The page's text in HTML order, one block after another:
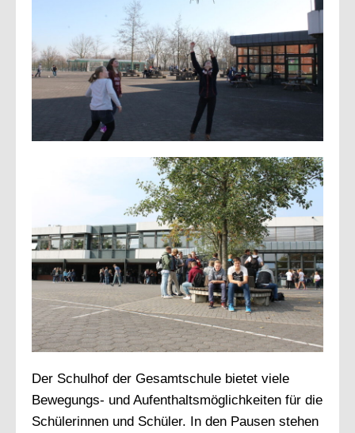
Der Schulhof der Gesamtschule bietet viele
Bewegungs- und Aufenthaltsmöglichkeiten für die
Schülerinnen und Schüler. In den Pausen stehen